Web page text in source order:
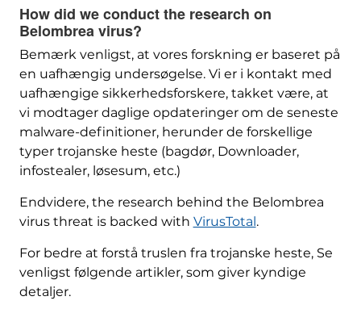
How did we conduct the research on
Belombrea virus?
Bemærk venligst, at vores forskning er baseret på
en uafhængig undersøgelse. Vi er i kontakt med
uafhængige sikkerhedsforskere, takket være, at
vi modtager daglige opdateringer om de seneste
malware-definitioner, herunder de forskellige
typer trojanske heste (bagdør, Downloader,
infostealer, løsesum, etc.)
Endvidere, the research behind the Belombrea
virus threat is backed with VirusTotal .
For bedre at forstå truslen fra trojanske heste, Se
venligst følgende artikler, som giver kyndige
detaljer.